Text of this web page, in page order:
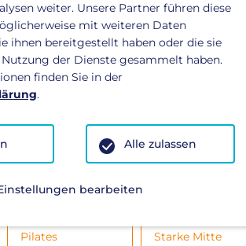
Top Fit
17:00 - 17:45
Iron Fit
Pilates
Fit For Weekend
11:00 - 11:45
12:00 - 12:45
Entspannung
Starke Mitte
weiter. Unsere Partner führen diese
mit weiteren Daten
ihnen bereitgestellt haben oder die sie
der Dienste gesammelt haben.
finden Sie in der
.
bearbeiten
Alle zulassen